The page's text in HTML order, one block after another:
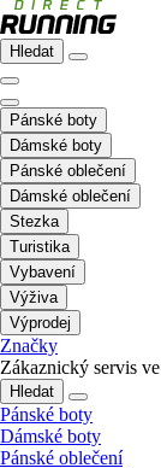
Hledat
Pánské boty
Dámské boty
Pánské oblečení
Dámské oblečení
Stezka
Turistika
Vybavení
Výživa
Výprodej
Značky
Zákaznický servis
Hledat
Pánské boty
Dámské boty
Pánské oblečení